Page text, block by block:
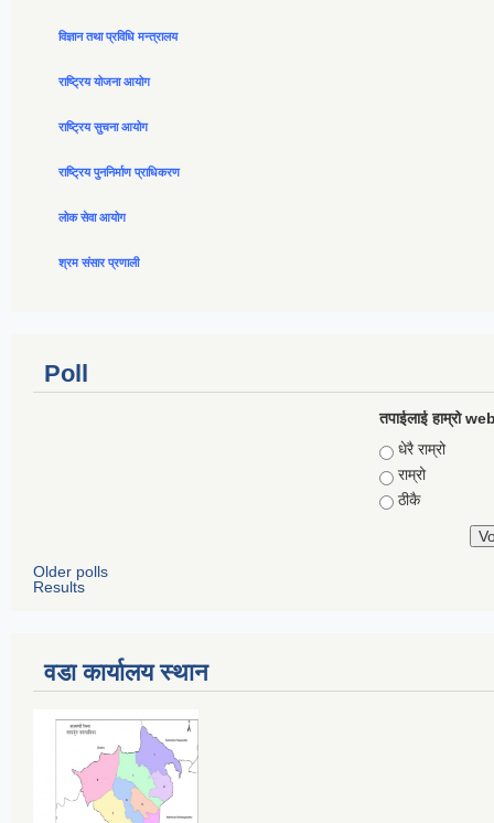
विज्ञान तथा प्रविधि मन्त्रालय
राष्ट्रिय योजना आयोग
राष्ट्रिय सुचना आयोग
राष्ट्रिय पुननिर्माण प्राधिकरण
लोक सेवा आयोग
श्रम संसार प्रणाली
Poll
तपाईलाई हाम्रो
Choices
धेरै राम्रो
राम्रो
ठीकै
Older polls
Results
वडा कार्यालय स्थान